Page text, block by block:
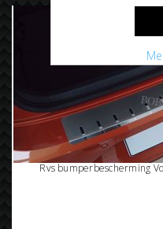
Rvs bumperbescherming